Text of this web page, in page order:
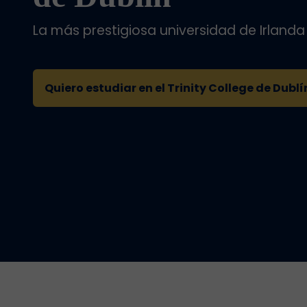
La más prestigiosa universidad de Irlanda
Quiero estudiar en el Trinity College de